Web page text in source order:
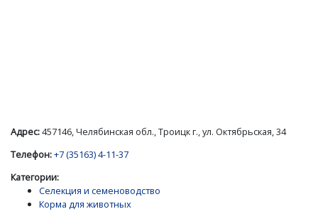
Адрес:457146, Челябинская обл., Троицк г., ул. Октябрьская, 34
Телефон:+7 (35163) 4-11-37
Категории:
Селекция и семеноводство
Корма для животных